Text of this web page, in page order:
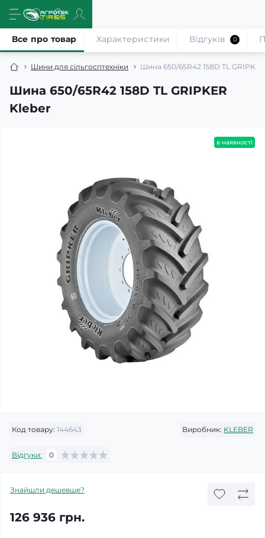
Шини для сільгосптехніки Шина 650/65R42 158D TL
Шина 650/65R42 158D TL GRIPKER
Kleber
Все про товар Характеристики Відгуків 0
в наявності
Код товару: 144643 Виробник: KLEBER
Відгуки: 0
Знайшли дешевше?
126 936 грн.